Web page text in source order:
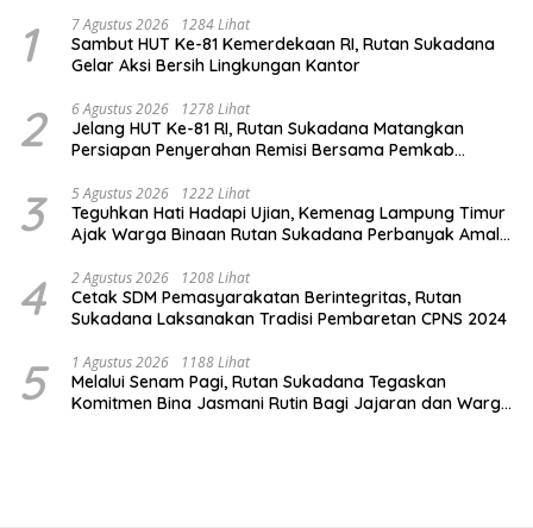
1 7 Agustus 2026 1284 Lihat
Sambut HUT Ke-81 Kemerdekaan RI, Rutan Sukadana
Gelar Aksi Bersih Lingkungan Kantor
2 6 Agustus 2026 1278 Lihat
Jelang HUT Ke-81 RI, Rutan Sukadana Matangkan
Persiapan Penyerahan Remisi Bersama Pemkab
3 5 Agustus 2026 1222 Lihat
Teguhkan Hati Hadapi Ujian, Kemenag Lampung Timur
Ajak Warga Binaan Rutan Sukadana Perbanyak Amal
4 2 Agustus 2026 1208 Lihat
Cetak SDM Pemasyarakatan Berintegritas, Rutan
Sukadana Laksanakan Tradisi Pembaretan CPNS 2024
5 1 Agustus 2026 1188 Lihat
Melalui Senam Pagi, Rutan Sukadana Tegaskan
Komitmen Bina Jasmani Rutin Bagi Jajaran dan Warga